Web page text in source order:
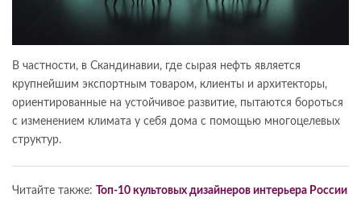
В частности, в Скандинавии, где сырая нефть является
крупнейшим экспортным товаром, клиенты и архитекторы,
ориентированные на устойчивое развитие, пытаются бороться
с изменением климата у себя дома с помощью многоцелевых
структур.
Читайте также: Топ-10 культовых дизайнеров интерьера России